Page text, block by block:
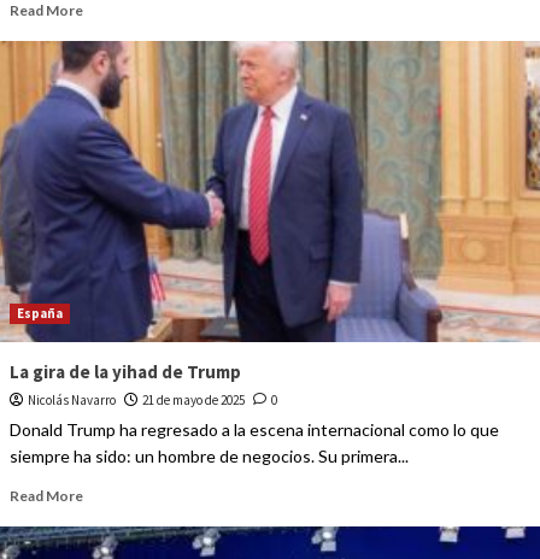
Read More
España
La gira de la yihad de Trump
Nicolás Navarro 21 de mayo de 2025 0
Donald Trump ha regresado a la escena internacional como lo que
siempre ha sido: un hombre de negocios. Su primera...
Read More